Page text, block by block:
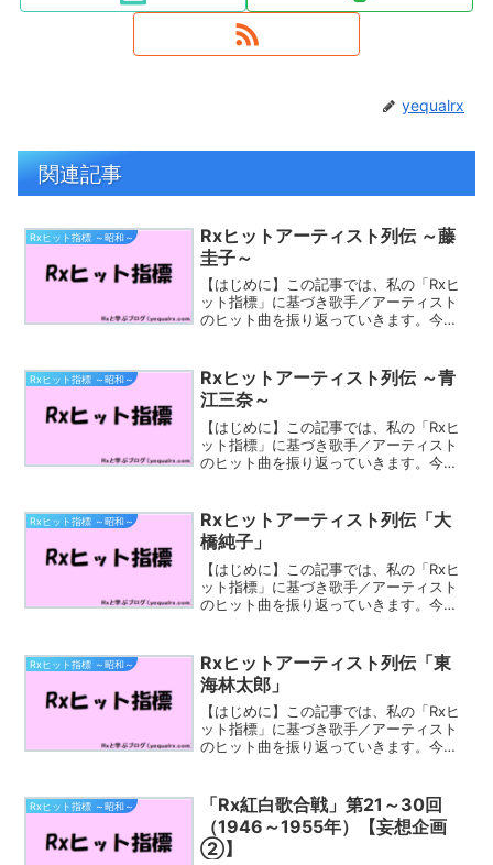
yequalrx
関連記事
Rxヒット指標 ～昭和～
Rxヒットアーティスト列伝 ～藤
圭子～
【はじめに】この記事では、私の「Rxヒ
ット指標」に基づき歌手／アーティスト
のヒット曲を振り返っていきます。今回
日 - 2013年8月22日）は、日本の演歌歌
手。本名：...
Rxヒット指標 ～昭和～
Rxヒットアーティスト列伝 ～青
江三奈～
【はじめに】この記事では、私の「Rxヒ
ット指標」に基づき歌手／アーティスト
のヒット曲を振り返っていきます。今回
2000年7月2日）は、日本の歌手（演歌・
歌...
Rxヒット指標 ～昭和～
Rxヒットアーティスト列伝「大
橋純子」
【はじめに】この記事では、私の「Rxヒ
ット指標」に基づき歌手／アーティスト
のヒット曲を振り返っていきます。今回
人気曲まず、私（Rx）のヒット指標によ
る「大橋純子」さん...
Rxヒット指標 ～昭和～
Rxヒットアーティスト列伝「東
海林太郎」
【はじめに】この記事では、私の「Rxヒ
ット指標」に基づき歌手／アーティスト
のヒット曲を振り返っていきます。今回
にみる「東海林太郎」さんの人気曲ま
ず、私（Rx）のヒット指...
Rxヒット指標 ～昭和～
「Rx紅白歌合戦」第21～30回
（1946～1955年）【妄想企画
②】